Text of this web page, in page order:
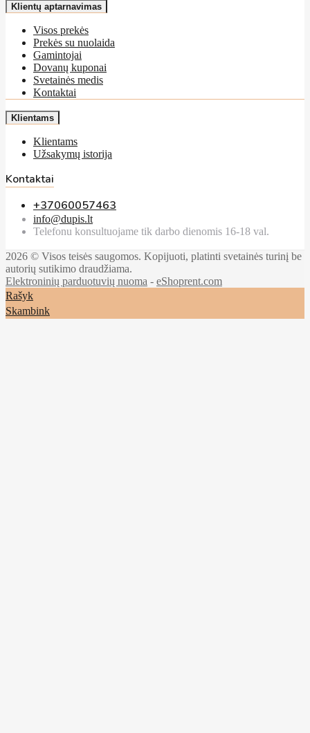
Klientų aptarnavimas
Visos prekės
Prekės su nuolaida
Gamintojai
Dovanų kuponai
Svetainės medis
Kontaktai
Klientams
Klientams
Užsakymų istorija
Kontaktai
+37060057463
info@dupis.lt
Telefonu konsultuojame tik darbo dienomis 16-18 val.
2026 © Visos teisės saugomos. Kopijuoti, platinti svetainės turinį be
autorių sutikimo draudžiama.
Elektroninių parduotuvių nuoma - eShoprent.com
Rašyk
Skambink